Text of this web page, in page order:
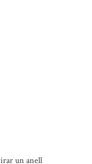
un anell